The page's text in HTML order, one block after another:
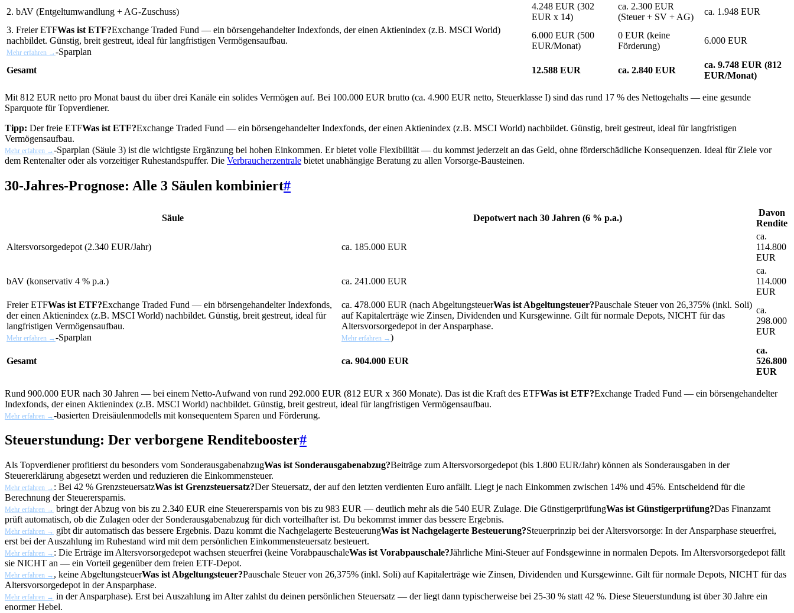
2. bAV (Entgeltumwandlung + AG-Zuschuss)
4.248 EUR (302
EUR x 14)
ca. 2.300 EUR
(Steuer + SV + AG)
ca. 1.948 EUR
3. FreierETFWas ist ETF?Exchange Traded Fund — ein börsengehandelter Indexfonds, der einen Aktienindex (z.B. MSCI World)
nachbildet. Günstig, breit gestreut, ideal für langfristigen Vermögensaufbau.
Mehr erfahren →-Sparplan
6.000 EUR (500
EUR/Monat)
0 EUR (keine
Förderung)
6.000 EUR
Gesamt 12.588 EUR ca. 2.840 EUR
ca. 9.748 EUR (812
EUR/Monat)
Mit 812 EUR netto pro Monat baust du über drei Kanäle ein solides Vermögen auf. Bei 100.000 EUR brutto (ca. 4.900 EUR netto, Steuerklasse I) sind das rund 17 % des Nettogehalts — eine gesunde
Sparquote für Topverdiener.
Tipp: Der freie ETFWas ist ETF?Exchange Traded Fund — ein börsengehandelter Indexfonds, der einen Aktienindex (z.B. MSCI World) nachbildet. Günstig, breit gestreut, ideal für langfristigen
Vermögensaufbau.
Mehr erfahren →-Sparplan (Säule 3) ist die wichtigste Ergänzung bei hohen Einkommen. Er bietet volle Flexibilität — du kommst jederzeit an das Geld, ohne förderschädliche Konsequenzen. Ideal für Ziele vor
dem Rentenalter oder als vorzeitiger Ruhestandspuffer. Die Verbraucherzentrale bietet unabhängige Beratung zu allen Vorsorge-Bausteinen.
30-Jahres-Prognose: Alle 3 Säulen kombiniert#
Säule Depotwert nach 30 Jahren (6 % p.a.)
Davon
Rendite
Altersvorsorgedepot (2.340 EUR/Jahr) ca. 185.000 EUR
ca.
114.800
EUR
bAV (konservativ 4 % p.a.) ca. 241.000 EUR
ca.
114.000
EUR
FreierETFWas ist ETF?Exchange Traded Fund — ein börsengehandelter Indexfonds,
der einen Aktienindex (z.B. MSCI World) nachbildet. Günstig, breit gestreut, ideal für
langfristigen Vermögensaufbau.
Mehr erfahren →-Sparplan
ca. 478.000 EUR (nach AbgeltungsteuerWas ist Abgeltungsteuer?Pauschale Steuer von 26,375% (inkl. Soli)
auf Kapitalerträge wie Zinsen, Dividenden und Kursgewinne. Gilt für normale Depots, NICHT für das
Altersvorsorgedepot in der Ansparphase.
Mehr erfahren →)
ca.
298.000
EUR
Gesamt ca. 904.000 EUR
ca.
526.800
EUR
Rund 900.000 EUR nach 30 Jahren — bei einem Netto-Aufwand von rund 292.000 EUR (812 EUR x 360 Monate). Das ist die Kraft des ETFWas ist ETF?Exchange Traded Fund — ein börsengehandelter
Indexfonds, der einen Aktienindex (z.B. MSCI World) nachbildet. Günstig, breit gestreut, ideal für langfristigen Vermögensaufbau.
Mehr erfahren →-basierten Dreisäulenmodells mit konsequentem Sparen und Förderung.
Steuerstundung: Der verborgene Renditebooster#
Als Topverdiener profitierst du besonders vom SonderausgabenabzugWas ist Sonderausgabenabzug?Beiträge zum Altersvorsorgedepot (bis 1.800 EUR/Jahr) können als Sonderausgaben in der
Steuererklärung abgesetzt werden und reduzieren die Einkommensteuer.
Mehr erfahren → : Bei 42 % GrenzsteuersatzWas ist Grenzsteuersatz?Der Steuersatz, der auf den letzten verdienten Euro anfällt. Liegt je nach Einkommen zwischen 14% und 45%. Entscheidend für die
Berechnung der Steuerersparnis.
Mehr erfahren → bringt der Abzug von bis zu 2.340 EUR eine Steuerersparnis von bis zu 983 EUR — deutlich mehr als die 540 EUR Zulage. Die GünstigerprüfungWas ist Günstigerprüfung?Das Finanzamt
prüft automatisch, ob die Zulagen oder der Sonderausgabenabzug für dich vorteilhafter ist. Du bekommst immer das bessere Ergebnis.
Mehr erfahren → gibt dir automatisch das bessere Ergebnis. Dazu kommt die Nachgelagerte BesteuerungWas ist Nachgelagerte Besteuerung?Steuerprinzip bei der Altersvorsorge: In der Ansparphase steuerfrei,
erst bei der Auszahlung im Ruhestand wird mit dem persönlichen Einkommensteuersatz besteuert.
Mehr erfahren → : Die Erträge im Altersvorsorgedepot wachsen steuerfrei (keine VorabpauschaleWas ist Vorabpauschale?Jährliche Mini-Steuer auf Fondsgewinne in normalen Depots. Im Altersvorsorgedepot fällt
sie NICHT an — ein Vorteil gegenüber dem freien ETF-Depot.
Mehr erfahren → , keine AbgeltungsteuerWas ist Abgeltungsteuer?Pauschale Steuer von 26,375% (inkl. Soli) auf Kapitalerträge wie Zinsen, Dividenden und Kursgewinne. Gilt für normale Depots, NICHT für das
Altersvorsorgedepot in der Ansparphase.
Mehr erfahren → in der Ansparphase). Erst bei Auszahlung im Alter zahlst du deinen persönlichen Steuersatz — der liegt dann typischerweise bei 25-30 % statt 42 %. Diese Steuerstundung ist über 30 Jahre ein
enormer Hebel.